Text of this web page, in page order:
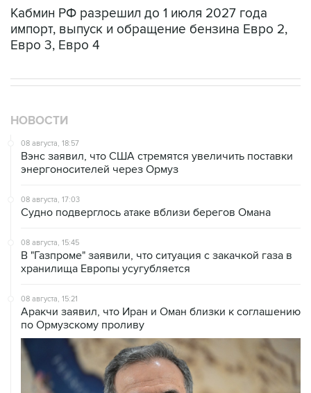
Кабмин РФ разрешил до 1 июля 2027 года
импорт, выпуск и обращение бензина Евро 2,
Евро 3, Евро 4
НОВОСТИ
08 августа, 18:57
Вэнс заявил, что США стремятся увеличить поставки
энергоносителей через Ормуз
08 августа, 17:03
Судно подверглось атаке вблизи берегов Омана
08 августа, 15:45
В "Газпроме" заявили, что ситуация с закачкой газа в
хранилища Европы усугубляется
08 августа, 15:21
Аракчи заявил, что Иран и Оман близки к соглашению
по Ормузскому проливу